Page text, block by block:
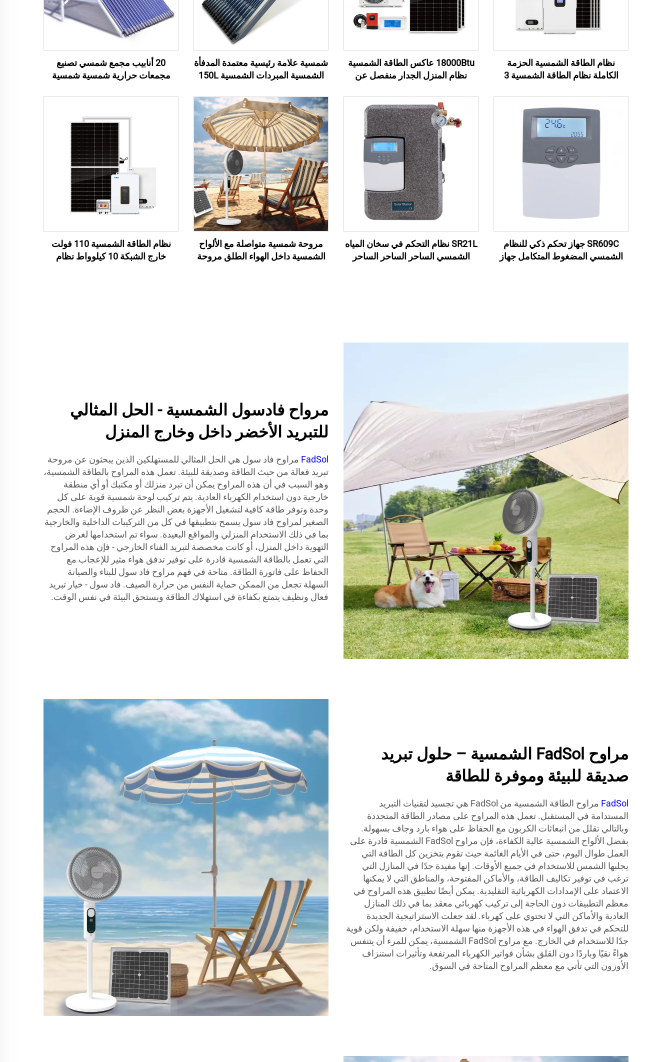
نظام الطاقة الشمسية الحزمة
الكاملة نظام الطاقة الشمسية 3
الشمسية للمنزل خارج الشبكة
18000Btu عاكس الطاقة الشمسية
نظام المنزل الجدار منفصل عن
بالطاقة الشمسية
شمسية علامة رئيسية معتمدة المدفأة
الشمسية المبردات الشمسية 150L
20 أنابيب مجمع شمسي تصنيع
مجمعات حرارية شمسية شمسية
الزجاج مجمّع سخان شمسي
SR609C جهاز تحكم ذكي للنظام
الشمسي المضغوط المتكامل جهاز
SR21L نظام التحكم في سخان المياه
الشمسي الساحر الساحر الساحر
مروحة شمسية متواصلة مع الألواح
الشمسية داخل الهواء الطلق مروحة
نظام الطاقة الشمسية 110 فولت
خارج الشبكة 10 كيلوواط نظام
مرواح فادسول الشمسية - الحل المثالي
للتبريد الأخضر داخل وخارج المنزل
FadSol مراوح فاد سول هي الحل المثالي للمستهلكين الذين يبحثون عن مروحة
تبريد فعالة من حيث الطاقة وصديقة للبيئة. تعمل هذه المراوح بالطاقة الشمسية،
وهو السبب في أن هذه المراوح يمكن أن تبرد منزلك أو مكتبك أو أي منطقة
خارجية دون استخدام الكهرباء العادية. يتم تركيب لوحة شمسية قوية على كل
وحدة وتوفر طاقة كافية لتشغيل الأجهزة بغض النظر عن ظروف الإضاءة. الحجم
الصغير لمراوح فاد سول يسمح بتطبيقها في كل من التركيبات الداخلية والخارجية
بما في ذلك الاستخدام المنزلي والمواقع البعيدة. سواء تم استخدامها لغرض
التهوية داخل المنزل، أو كانت مخصصة لتبريد الفناء الخارجي - فإن هذه المراوح
التي تعمل بالطاقة الشمسية قادرة على توفير تدفق هواء مثير للإعجاب مع
الحفاظ على فاتورة الطاقة. متاحة في فهم مراوح فاد سول للبناء والصيانة
السهلة تجعل من الممكن حماية النفس من حرارة الصيف. فاد سول - خيار تبريد
فعال ونظيف يتمتع بكفاءة في استهلاك الطاقة ويستحق البيئة في نفس الوقت.
مراوح FadSol الشمسية – حلول تبريد
صديقة للبيئة وموفرة للطاقة
FadSol
مراوح الطاقة الشمسية من FadSol هي تجسيد لتقنيات التبريد
المستدامة في المستقبل. تعمل هذه المراوح على مصادر الطاقة المتجددة
وبالتالي تقلل من انبعاثات الكربون مع الحفاظ على هواء بارد وجاف بسهولة.
بفضل الألواح الشمسية عالية الكفاءة، فإن مراوح FadSol الشمسية قادرة على
العمل طوال اليوم، حتى في الأيام الغائمة حيث تقوم بتخزين كل الطاقة التي
يجلبها الشمس للاستخدام في جميع الأوقات. إنها مفيدة جدًا في المنازل التي
ترغب في توفير تكاليف الطاقة، والأماكن المفتوحة، والمناطق التي لا يمكنها
الاعتماد على الإمدادات الكهربائية التقليدية. يمكن أيضًا تطبيق هذه المراوح في
معظم التطبيقات دون الحاجة إلى تركيب كهربائي معقد بما في ذلك المنازل
العادية والأماكن التي لا تحتوي على كهرباء. لقد جعلت الاستراتيجية الجديدة
للتحكم في تدفق الهواء في هذه الأجهزة منها سهلة الاستخدام، خفيفة ولكن قوية
جدًا للاستخدام في الخارج. مع مراوح FadSol الشمسية، يمكن للمرء أن يتنفس
هواءً نقيًا وباردًا دون القلق بشأن فواتير الكهرباء المرتفعة وتأثيرات استنزاف
الأوزون التي تأتي مع معظم المراوح المتاحة في السوق.